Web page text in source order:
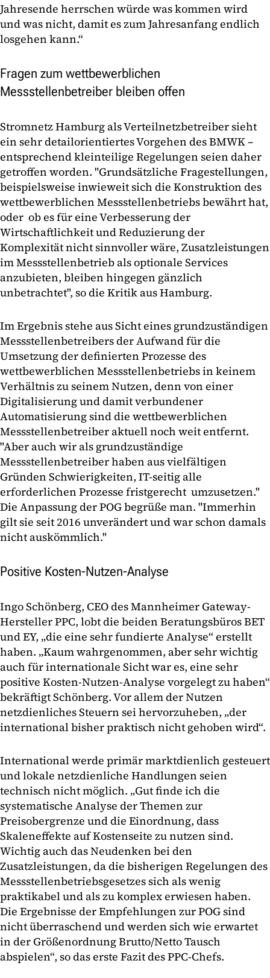
Jahresende herrschen würde was kommen wird
und was nicht, damit es zum Jahresanfang endlich
losgehen kann.“
Fragen zum wettbewerblichen
Messstellenbetreiber bleiben offen
Stromnetz Hamburg als Verteilnetzbetreiber sieht
ein sehr detailorientiertes Vorgehen des BMWK –
entsprechend kleinteilige Regelungen seien daher
getroffen worden. "Grundsätzliche Fragestellungen,
beispielsweise inwieweit sich die Konstruktion des
wettbewerblichen Messstellenbetriebs bewährt hat,
oder ob es für eine Verbesserung der
Wirtschaftlichkeit und Reduzierung der
Komplexität nicht sinnvoller wäre, Zusatzleistungen
im Messstellenbetrieb als optionale Services
anzubieten, bleiben hingegen gänzlich
unbetrachtet", so die Kritik aus Hamburg.
Im Ergebnis stehe aus Sicht eines grundzuständigen
Messstellenbetreibers der Aufwand für die
Umsetzung der definierten Prozesse des
wettbewerblichen Messstellenbetriebs in keinem
Verhältnis zu seinem Nutzen, denn von einer
Digitalisierung und damit verbundener
Automatisierung sind die wettbewerblichen
Messstellenbetreiber aktuell noch weit entfernt.
"Aber auch wir als grundzuständige
Messstellenbetreiber haben aus vielfältigen
Gründen Schwierigkeiten, IT-seitig alle
erforderlichen Prozesse fristgerecht umzusetzen."
Die Anpassung der POG begrüße man. "Immerhin
gilt sie seit 2016 unverändert und war schon damals
nicht auskömmlich."
Positive Kosten-Nutzen-Analyse
Ingo Schönberg, CEO des Mannheimer Gateway-
Hersteller PPC, lobt die beiden Beratungsbüros BET
und EY, „die eine sehr fundierte Analyse“ erstellt
haben. „Kaum wahrgenommen, aber sehr wichtig
auch für internationale Sicht war es, eine sehr
positive Kosten-Nutzen-Analyse vorgelegt zu haben“
bekräftigt Schönberg. Vor allem der Nutzen
netzdienliches Steuern sei hervorzuheben, „der
international bisher praktisch nicht gehoben wird“.
International werde primär marktdienlich gesteuert
und lokale netzdienliche Handlungen seien
technisch nicht möglich. „Gut finde ich die
systematische Analyse der Themen zur
Preisobergrenze und die Einordnung, dass
Skaleneffekte auf Kostenseite zu nutzen sind.
Wichtig auch das Neudenken bei den
Zusatzleistungen, da die bisherigen Regelungen des
Messstellenbetriebsgesetzes sich als wenig
praktikabel und als zu komplex erwiesen haben.
Die Ergebnisse der Empfehlungen zur POG sind
nicht überraschend und werden sich wie erwartet
in der Größenordnung Brutto/Netto Tausch
abspielen“, so das erste Fazit des PPC-Chefs.